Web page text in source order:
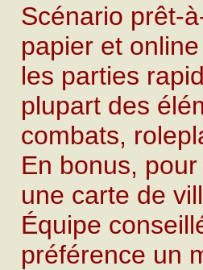
Scénario prêt-
papier et
les parties
plupart des
combats,
En bonus,
une carte de
Équipe
préférence un